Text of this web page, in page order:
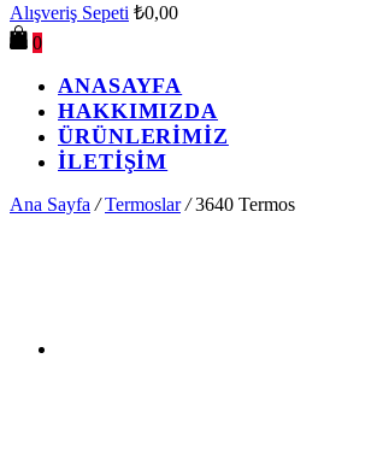
Alışveriş Sepeti ₺0,00
0
ANASAYFA
HAKKIMIZDA
ÜRÜNLERİMİZ
İLETİŞİM
Ana Sayfa / Termoslar /3640 Termos